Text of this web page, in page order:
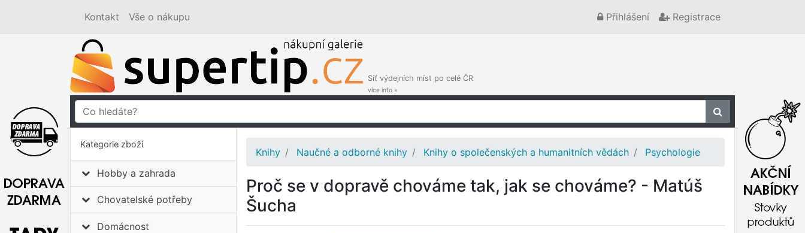
Kontakt Vše o nákupu Přihlášení Registrace
Síť výdejních míst po celé ČR
více info »
Kategorie zboží
Hobby a zahrada
Chovatelské potřeby
Domácnost
Knihy Naučné a odborné knihy Knihy o společenských a humanitních vědách Psychologie
Proč se v dopravě chováme tak, jak se chováme? - Matúš
Šucha